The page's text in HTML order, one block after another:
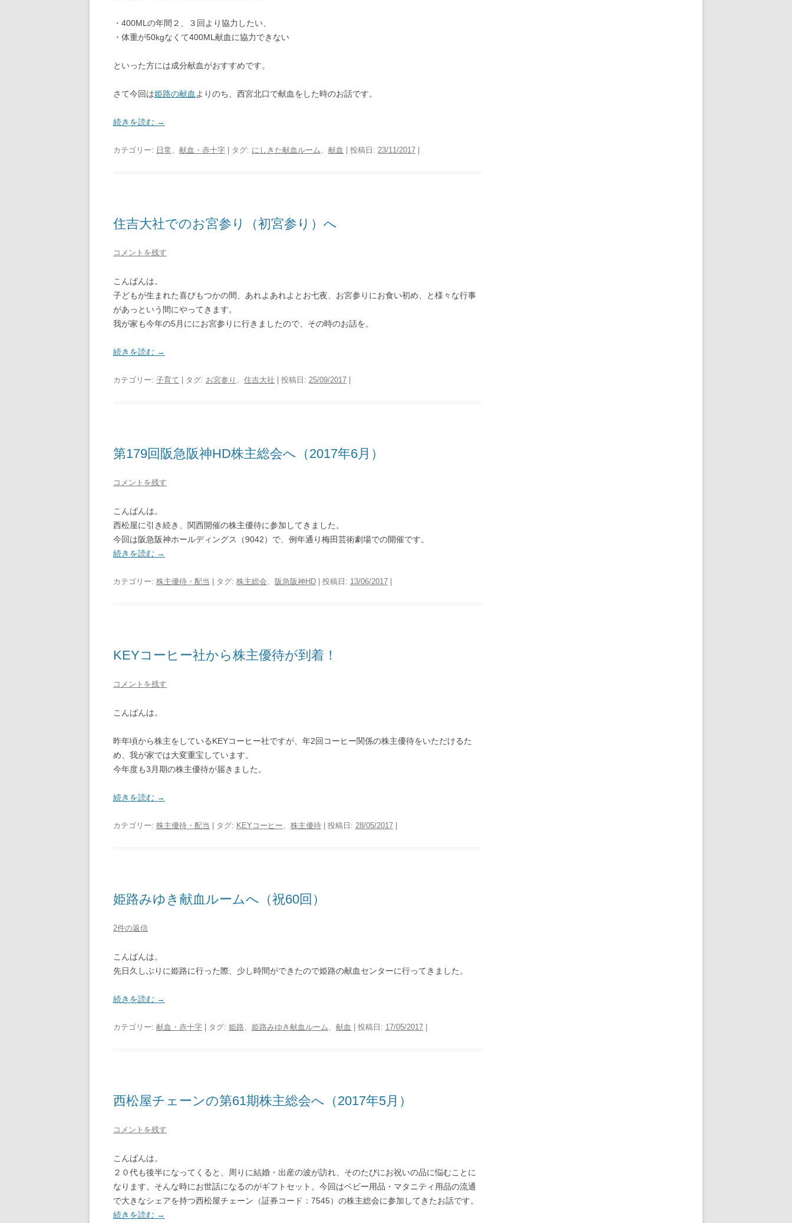
・400MLの年間２、３回より協力したい、
・体重が50kgなくて400ML献血に協力できない
といった方には成分献血がおすすめです。
さて今回は姫路の献血 よりのち、西宮北口で献血をした時のお話です。
続きを読む →
カテゴリー: 日常、 献血・赤十字 | タグ: にしきた献血ルーム、 献血 | 投稿日: 23/11/2017
住吉大社でのお宮参り（初宮参り）へ
コメントを残す
こんばんは。
子どもが生まれた喜びもつかの間、あれよあれよとお七夜、お宮参りにお食い初め、と様々な行事
があっという間にやってきます。
我が家も今年の5月ににお宮参りに行きましたので、その時のお話を。
続きを読む →
カテゴリー: 子育て | タグ: お宮参り 、 住吉大社 | 投稿日: 25/09/2017
第179回阪急阪神HD株主総会へ（2017年6月）
コメントを残す
こんばんは。
西松屋に引き続き、関西開催の株主優待に参加してきました。
今回は阪急阪神ホールディングス（9042）で、例年通り梅田芸術劇場での開催です。
続きを読む →
カテゴリー: 株主優待・配当 | タグ: 株主総会、 阪急阪神HD | 投稿日: 13/06/2017
KEYコーヒー社から株主優待が到着！
コメントを残す
こんばんは。
昨年頃から株主をしているKEYコーヒー社ですが、年2回コーヒー関係の株主優待をいただけるた
め、我が家では大変重宝しています。
今年度も3月期の株主優待が届きました。
続きを読む →
カテゴリー: 株主優待・配当 | タグ: KEYコーヒー、 株主優待 | 投稿日: 28/05/2017
姫路みゆき献血ルームへ（祝60回）
2件の返信
こんばんは。
先日久しぶりに姫路に行った際、少し時間ができたので姫路の献血センターに行ってきました。
続きを読む →
カテゴリー: 献血・赤十字 | タグ: 姫路、 姫路みゆき献血ルーム、 献血 | 投稿日: 17/05/2017
西松屋チェーンの第61期株主総会へ（2017年5月）
コメントを残す
こんばんは。
２０代も後半になってくると、周りに結婚・出産の波が訪れ、そのたびにお祝いの品に悩むことに
なります。そんな時にお世話になるのがギフトセット。今回はベビー用品・マタニティ用品の流通
で大きなシェアを持つ西松屋チェーン（証券コード：7545）の株主総会に参加してきたお話です。
続きを読む →